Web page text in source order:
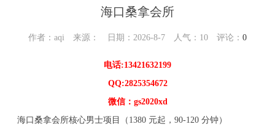
海口桑拿会所
作者：aqi 来源： 日期：2026-8-7 人气： 10 评论： 0
电话:13421632199
QQ:2825354672
微信：gs2020xd
海口桑拿会所核心男士项目（1380 元起，90-120 分钟）